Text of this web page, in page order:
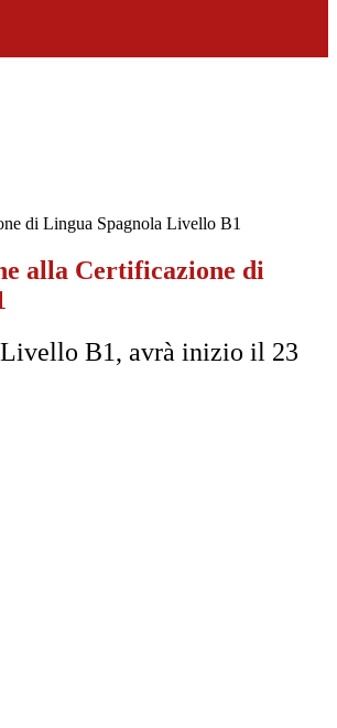
di Lingua Spagnola Livello B1
alla Certificazione di
Livello B1, avrà inizio il 23